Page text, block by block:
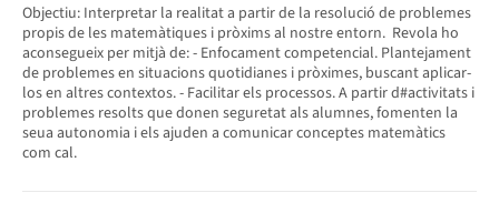
Objectiu: Interpretar la realitat a partir de la resolució de problemes
propis de les matemàtiques i pròxims al nostre entorn. Revola ho
aconsegueix per mitjà de: - Enfocament competencial. Plantejament
de problemes en situacions quotidianes i pròximes, buscant aplicar-
los en altres contextos. - Facilitar els processos. A partir d#activitats i
problemes resolts que donen seguretat als alumnes, fomenten la
seua autonomia i els ajuden a comunicar conceptes matemàtics
com cal.